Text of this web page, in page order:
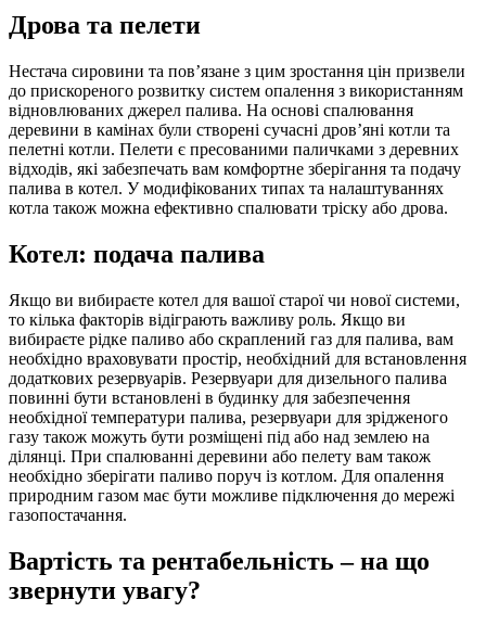
Дрова та пелети
Нестача сировини та пов’язане з цим зростання цін призвели
до прискореного розвитку систем опалення з використанням
відновлюваних джерел палива. На основі спалювання
деревини в камінах були створені сучасні дров’яні котли та
пелетні котли. Пелети є пресованими паличками з деревних
відходів, які забезпечать вам комфортне зберігання та подачу
палива в котел. У модифікованих типах та налаштуваннях
котла також можна ефективно спалювати тріску або дрова.
Котел: подача палива
Якщо ви вибираєте котел для вашої старої чи нової системи,
то кілька факторів відіграють важливу роль. Якщо ви
вибираєте рідке паливо або скраплений газ для палива, вам
необхідно враховувати простір, необхідний для встановлення
додаткових резервуарів. Резервуари для дизельного палива
повинні бути встановлені в будинку для забезпечення
необхідної температури палива, резервуари для зрідженого
газу також можуть бути розміщені під або над землею на
ділянці. При спалюванні деревини або пелету вам також
необхідно зберігати паливо поруч із котлом. Для опалення
природним газом має бути можливе підключення до мережі
газопостачання.
Вартість та рентабельність – на що
звернути увагу?